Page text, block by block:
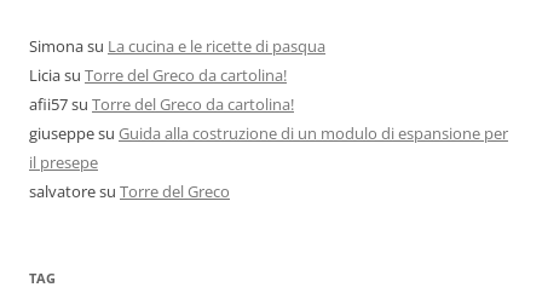
Simonasu La cucina e le ricette di pasqua
Liciasu Torre del Greco da cartolina!
afii57su Torre del Greco da cartolina!
giuseppesu Guida alla costruzione di un modulo di espansione per
il presepe
salvatoresu Torre del Greco
TAG